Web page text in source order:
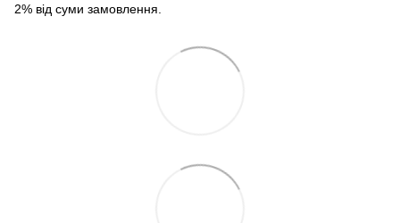
2% від суми замовлення.